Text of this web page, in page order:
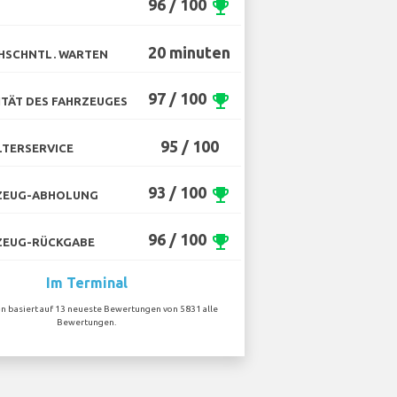
96 / 100 emoji_events
WARTEN 20 minuten
DES FAHRZEUGES 97 / 100 emoji_events
95 / 100
ABHOLUNG 93 / 100 emoji_events
RÜCKGABE 96 / 100 emoji_events
Im Terminal
basiert auf 13 neueste Bewertungen von 5831 alle
Bewertungen.